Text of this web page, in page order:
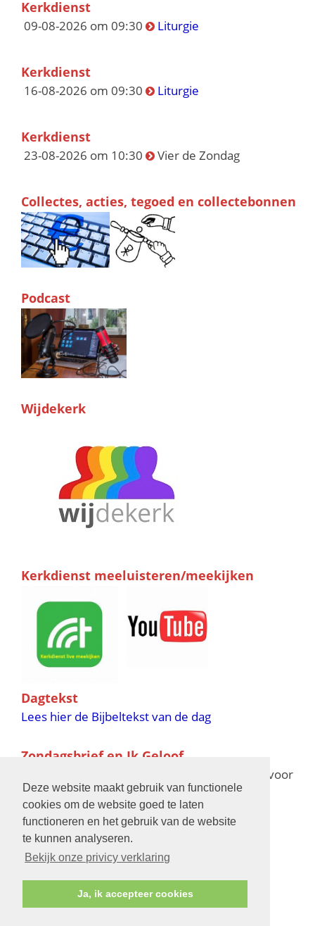
Deze website maakt gebruik van functionele
cookies om de website goed te laten
functioneren en het gebruik van de website
te kunnen analyseren.
Bekijk onze privicy verklaring
Ja, ik accepteer cookies
Kerkdienst
09-08-2026 om 09:30 Liturgie
Kerkdienst
16-08-2026 om 09:30 Liturgie
Kerkdienst
23-08-2026 om 10:30 Vier de Zondag
Collectes, acties, tegoed en collectebonnen
Podcast
Wijdekerk
Kerkdienst meeluisteren/meekijken
Dagtekst
Lees hier de Bijbeltekst van de dag
Zondagsbrief en Ik Geloof
voor
de verschijningsdata in 2025 en 2026
Bijbelschool